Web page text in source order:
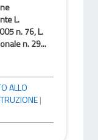
L.
n. 76, L.
n. 29...
ALLO
|